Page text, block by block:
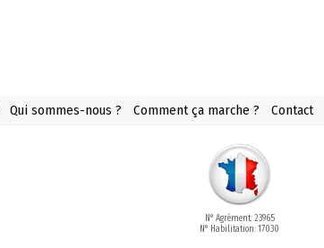
Qui sommes-nous ? Comment ça marche ? Contact
N° Agrément: 23965
N° Habilitation: 17030